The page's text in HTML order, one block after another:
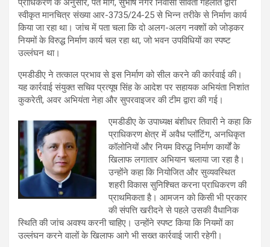
प्राधिकरण के अनुसार, पंत मार्ग, सुभाष नगर निवासी सविता गहलोत द्वारा
स्वीकृत मानचित्र संख्या आर-3735/24-25 से भिन्न तरीके से निर्माण कार्य
किया जा रहा था। जांच में पता चला कि दो अलग-अलग नक्शों को जोड़कर
नियमों के विरुद्ध निर्माण कार्य चल रहा था, जो भवन उपविधियों का स्पष्ट
उल्लंघन था।
एमडीडीए ने तत्काल प्रभाव से इस निर्माण को सील करने की कार्रवाई की।
यह कार्रवाई संयुक्त सचिव प्रत्यूष सिंह के आदेश पर सहायक अभियंता निशांत
कुकरेती, अवर अभियंता नेहा और सुपरवाइजर की टीम द्वारा की गई।
एमडीडीए के उपाध्यक्ष बंशीधर तिवारी ने कहा कि
प्राधिकरण क्षेत्र में अवैध प्लॉटिंग, अनधिकृत
कॉलोनियों और नियम विरुद्ध निर्माण कार्यों के
खिलाफ लगातार अभियान चलाया जा रहा है।
उन्होंने कहा कि नियोजित और सुव्यवस्थित
शहरी विकास सुनिश्चित करना प्राधिकरण की
प्राथमिकता है। आमजन को किसी भी प्रकार
की संपत्ति खरीदने से पहले उसकी वैधानिक
स्थिति की जांच अवश्य करनी चाहिए। उन्होंने स्पष्ट किया कि नियमों का
उल्लंघन करने वालों के खिलाफ आगे भी सख्त कार्रवाई जारी रहेगी।